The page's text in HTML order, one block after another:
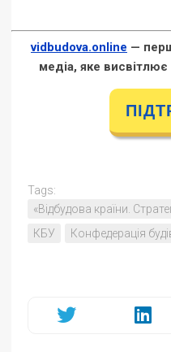
vidbudova.online —
медіа, яке висвітлює
Tags:
«Відбудова країни.
КБУ
Конфедерація